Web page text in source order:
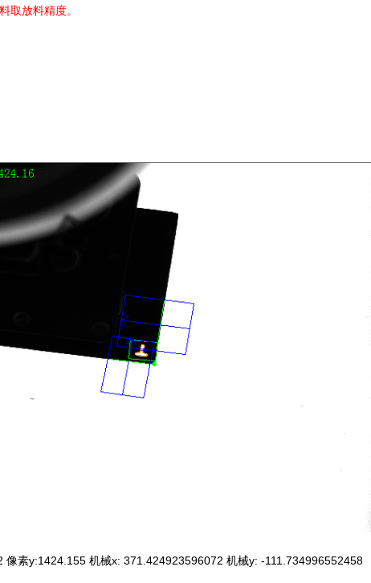
取放料精度。
像素y:1424.155 机械x: 371.424923596072 机械y: -111.734996552458